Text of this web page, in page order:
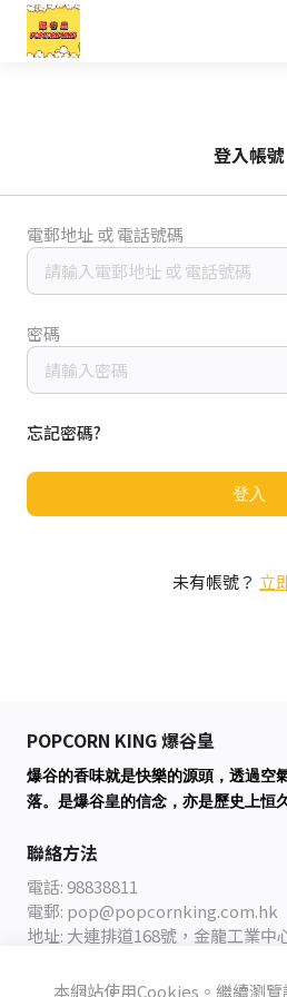
登入帳號
電郵地址 或 電話號碼
密碼
忘記密碼?
登入
未有帳號？ 立
POPCORN KING 爆谷皇
爆谷的香味就是快樂的源頭，透過空
落。是爆谷皇的信念，亦是歷史上恒
聯絡方法
電話: 98838811
電郵: pop@popcornking.com.hk
地址: 大連排道168號，金龍工業中
本網站使用Cookies。繼續瀏